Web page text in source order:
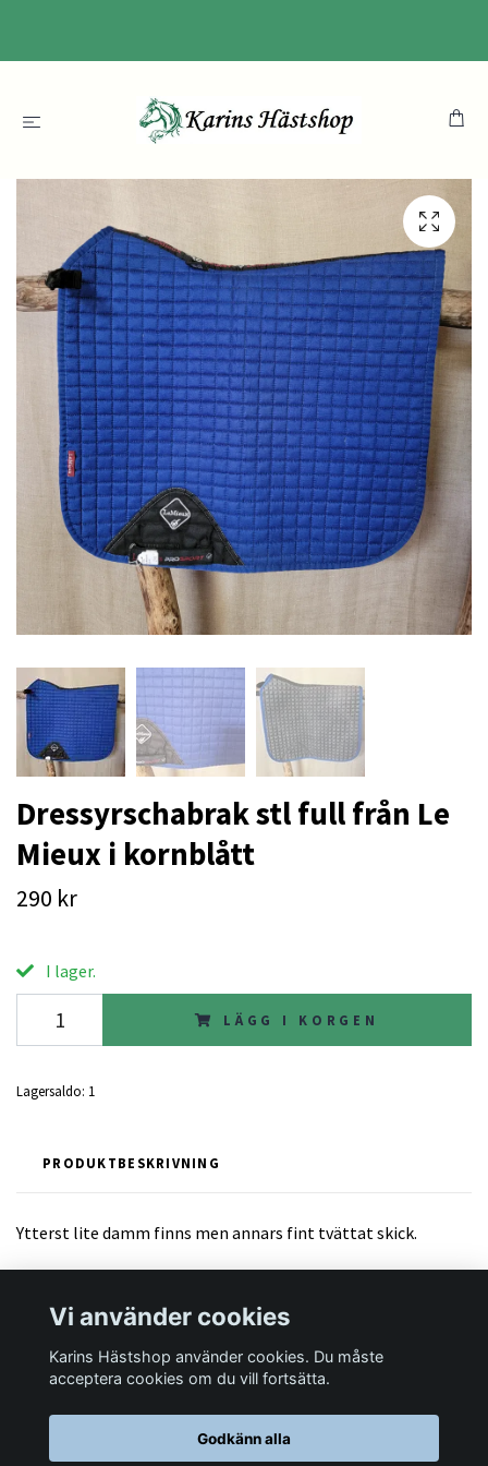
Dressyrschabrak stl full från Le
Mieux i kornblått
290 kr
I lager.
LÄGG I KORGEN
Lagersaldo: 1
PRODUKTBESKRIVNING
Ytterst lite damm finns men annars fint tvättat skick.
Läs mer
Vi använder cookies
Karins Hästshop använder cookies. Du måste
acceptera cookies om du vill fortsätta.
Godkänn alla